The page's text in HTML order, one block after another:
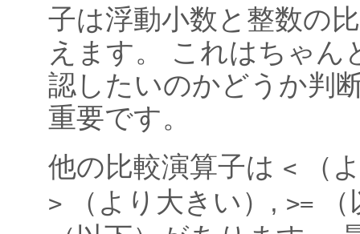
子は浮動小数と整数の
えます。 これはちゃん
認したいのかどうか判
重要です。
他の比較演算子は < （
> （より大きい）, >=